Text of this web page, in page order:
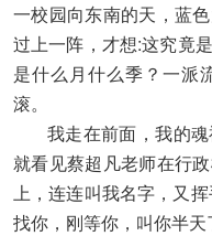
一校园向东南的天，蓝
过上一阵，才想:这究竟
是什么月什么季？一派
滚。
我走在前面，我的魂
就看见蔡超凡老师在行
上，连连叫我名字，又
找你，刚等你，叫你半天